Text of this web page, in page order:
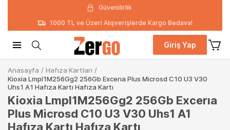
Güvenilirlik
1000 TL ve Üzeri Alışverişlerde Kargo Bedava!
Giriş Yap
Anasayfa / Hafıza Kartları /
Kioxia Lmpl1M256Gg2 256Gb Excerıa Plus Microsd C10 U3 V30
Uhs1 A1 Hafıza Kartı Hafıza Kartı
Kioxia Lmpl1M256Gg2 256Gb Excerıa
Plus Microsd C10 U3 V30 Uhs1 A1
Hafıza Kartı Hafıza Kartı